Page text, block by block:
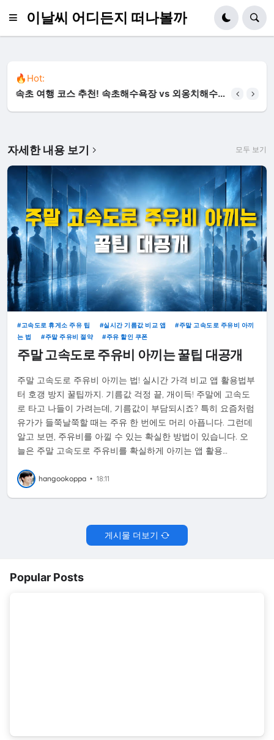
이날씨 어디든지 떠나볼까
🔥Hot:
속초 여행 코스 추천! 속초해수욕장 vs 외옹치해수
자세한 내용 보기 모두 보기
고속도로 휴게소 주유 팁 실시간 기름값 비교 앱
주말 고속도로 주유비 아끼
는 법
주말 주유비 절약 주유 할인 쿠폰
주말 고속도로 주유비 아끼는 꿀팁 대공개
주말 고속도로 주유비 아끼는 법! 실시간 가격 비교 앱 활용법부
터 호갱 방지 꿀팁까지. 기름값 걱정 끝, 개이득! 주말에 고속도
로 타고 나들이 가려는데, 기름값이 부담되시죠? 특히 요즘처럼
유가가 들쭉날쭉할 때는 주유 한 번에도 머리 아픕니다. 그런데
알고 보면, 주유비를 아낄 수 있는 확실한 방법이 있습니다. 오
늘은 주말 고속도로 주유비를 확실하게 아끼는 앱 활용…
hangookoppa • 18:11
게시물 더보기
Popular Posts